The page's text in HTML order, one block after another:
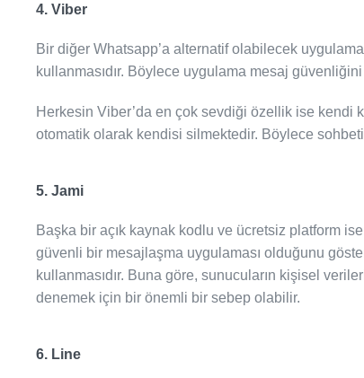
4. Viber
Bir diğer Whatsapp’a alternatif olabilecek
kullanmasıdır. Böylece uygulama mesaj
Herkesin Viber’da en çok sevdiği özellik ise kendi
otomatik olarak kendisi silmektedir. Böylece
5. Jami
Başka bir açık kaynak kodlu ve ücretsiz platform
güvenli bir mesajlaşma uygulaması olduğunu
kullanmasıdır. Buna göre, sunucuların kişisel
denemek için bir önemli bir sebep olabilir.
6. Line